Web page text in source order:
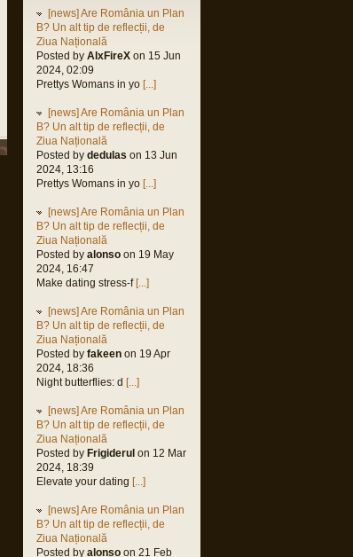
[news] Are România un Plan
B? Un alt tip de reflecții, de
Ziua Națională
Posted by AlxFireX on 15 Jun
2024, 02:09
Prettys Womans in yo [...]
[news] Are România un Plan
B? Un alt tip de reflecții, de
Ziua Națională
Posted by dedulas on 13 Jun
2024, 13:16
Prettys Womans in yo [...]
[news] Are România un Plan
B? Un alt tip de reflecții, de
Ziua Națională
Posted by alonso on 19 May
2024, 16:47
Make dating stress-f [...]
[news] Are România un Plan
B? Un alt tip de reflecții, de
Ziua Națională
Posted by fakeen on 19 Apr
2024, 18:36
Night butterflies: d [...]
[news] Are România un Plan
B? Un alt tip de reflecții, de
Ziua Națională
Posted by Frigiderul on 12 Mar
2024, 18:39
Elevate your dating [...]
[news] Are România un Plan
B? Un alt tip de reflecții, de
Ziua Națională
Posted by alonso on 21 Feb